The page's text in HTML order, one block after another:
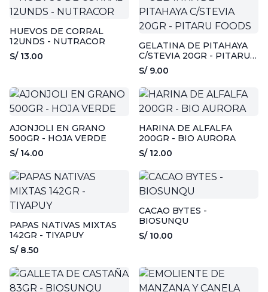
HUEVOS DE CORRAL
12UNDS - NUTRACOR
S/ 13.00
GELATINA DE PITAHAYA
C/STEVIA 20GR - PITARU
FOODS
S/ 9.00
AJONJOLI EN GRANO
500GR - HOJA VERDE
S/ 14.00
HARINA DE ALFALFA
200GR - BIO AURORA
S/ 12.00
PAPAS NATIVAS MIXTAS
142GR - TIYAPUY
S/ 8.50
CACAO BYTES -
BIOSUNQU
S/ 10.00